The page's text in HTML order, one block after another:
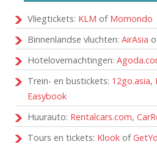
Vliegtickets: KLM of Momondo
Binnenlandse vluchten: AirAsia
Hotelovernachtingen:
Trein- en bustickets: 12go.asia,
Easybook
Huurauto: Rentalcars.com,
Tours en tickets: Klook of